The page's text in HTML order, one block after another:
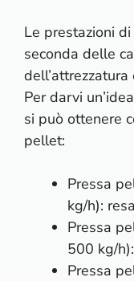
Le prestazioni
seconda delle
Per darvi
si può ottenere
pellet:
Pressa
kg/h):
Pressa
500 kg/
Pressa